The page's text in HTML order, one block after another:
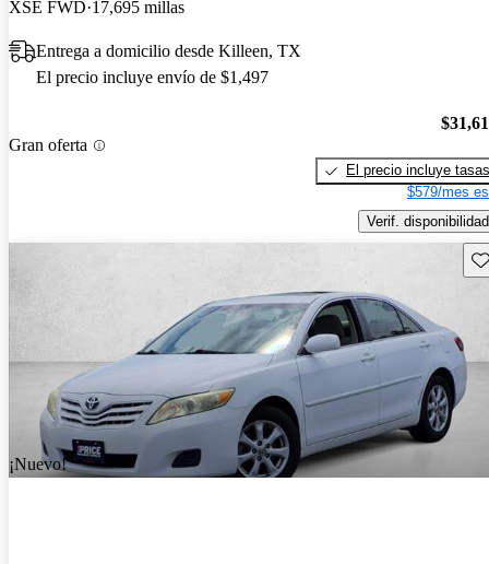
XSE FWD 17,695 millas
Entrega a domicilio desde Killeen, TX
El precio incluye envío de $1,497
Gran oferta
El precio incluye tasas
$579/mes
Verif. disponibilidad
¡Nuevo!